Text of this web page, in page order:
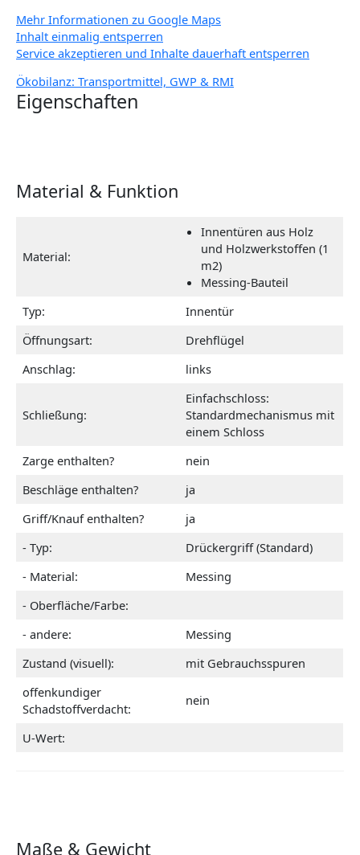
Mehr Informationen zu Google Maps
Inhalt einmalig entsperren
Service akzeptieren und Inhalte dauerhaft entsperren
Ökobilanz: Transportmittel, GWP & RMI
Eigenschaften
Material & Funktion
Material:
Innentüren aus Holz
und Holzwerkstoffen (1
m2)
Messing-Bauteil
Typ:
Innentür
Öffnungsart:
Drehflügel
Anschlag:
links
Schließung:
Einfachschloss:
Standardmechanismus mit
einem Schloss
Zarge enthalten?
nein
Beschläge enthalten?
ja
Griff/Knauf enthalten?
ja
- Typ:
Drückergriff (Standard)
- Material:
Messing
- Oberfläche/Farbe:
- andere:
Messing
Zustand (visuell):
mit Gebrauchsspuren
offenkundiger
Schadstoffverdacht:
nein
U-Wert:
Maße & Gewicht